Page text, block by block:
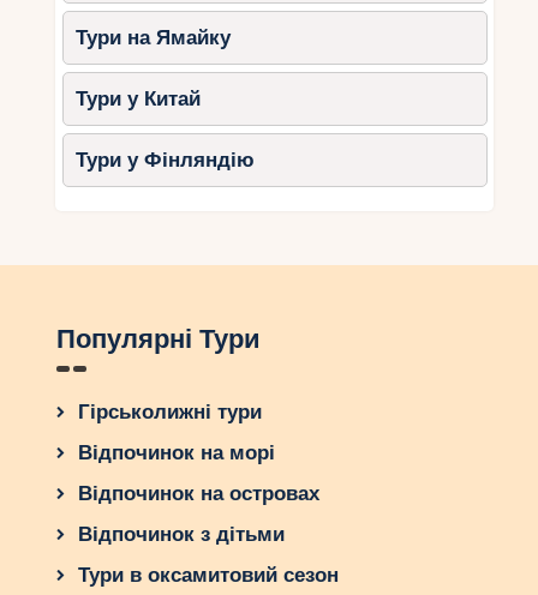
Тури на Ямайку
Тури у Китай
Тури у Фінляндію
Популярні Тури
Гірськолижні тури
Відпочинок на морі
Відпочинок на островах
Відпочинок з дітьми
Тури в оксамитовий сезон